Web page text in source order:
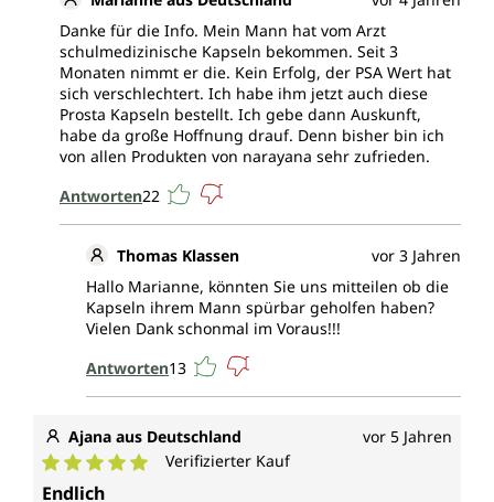
Danke für die Info. Mein Mann hat vom Arzt
schulmedizinische Kapseln bekommen. Seit 3
Monaten nimmt er die. Kein Erfolg, der PSA Wert hat
sich verschlechtert. Ich habe ihm jetzt auch diese
Prosta Kapseln bestellt. Ich gebe dann Auskunft,
habe da große Hoffnung drauf. Denn bisher bin ich
von allen Produkten von narayana sehr zufrieden.
Antworten22
Thomas Klassen
vor 3 Jahren
Hallo Marianne, könnten Sie uns mitteilen ob die
Kapseln ihrem Mann spürbar geholfen haben?
Vielen Dank schonmal im Voraus!!!
Antworten13
Ajana aus Deutschland vor 5 Jahren
Durchschnittliche Bewertung von 5 von 5 Sternen
Verifizierter Kauf
Endlich